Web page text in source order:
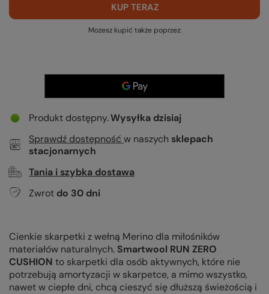
KUP TERAZ
Możesz kupić także poprzez:
Produkt dostępny Wysyłka dzisiaj
Sprawdź dostępność w naszych sklepach
stacjonarnych
Tania i szybka dostawa
Zwrot do 30 dni
Cienkie skarpetki z wełną Merino dla miłośników
materiałów naturalnych. Smartwool RUN ZERO
CUSHION to skarpetki dla osób aktywnych, które nie
potrzebują amortyzacji w skarpetce, a mimo wszystko,
nawet w ciepłe dni, chcą cieszyć się dłuższą świeżością i